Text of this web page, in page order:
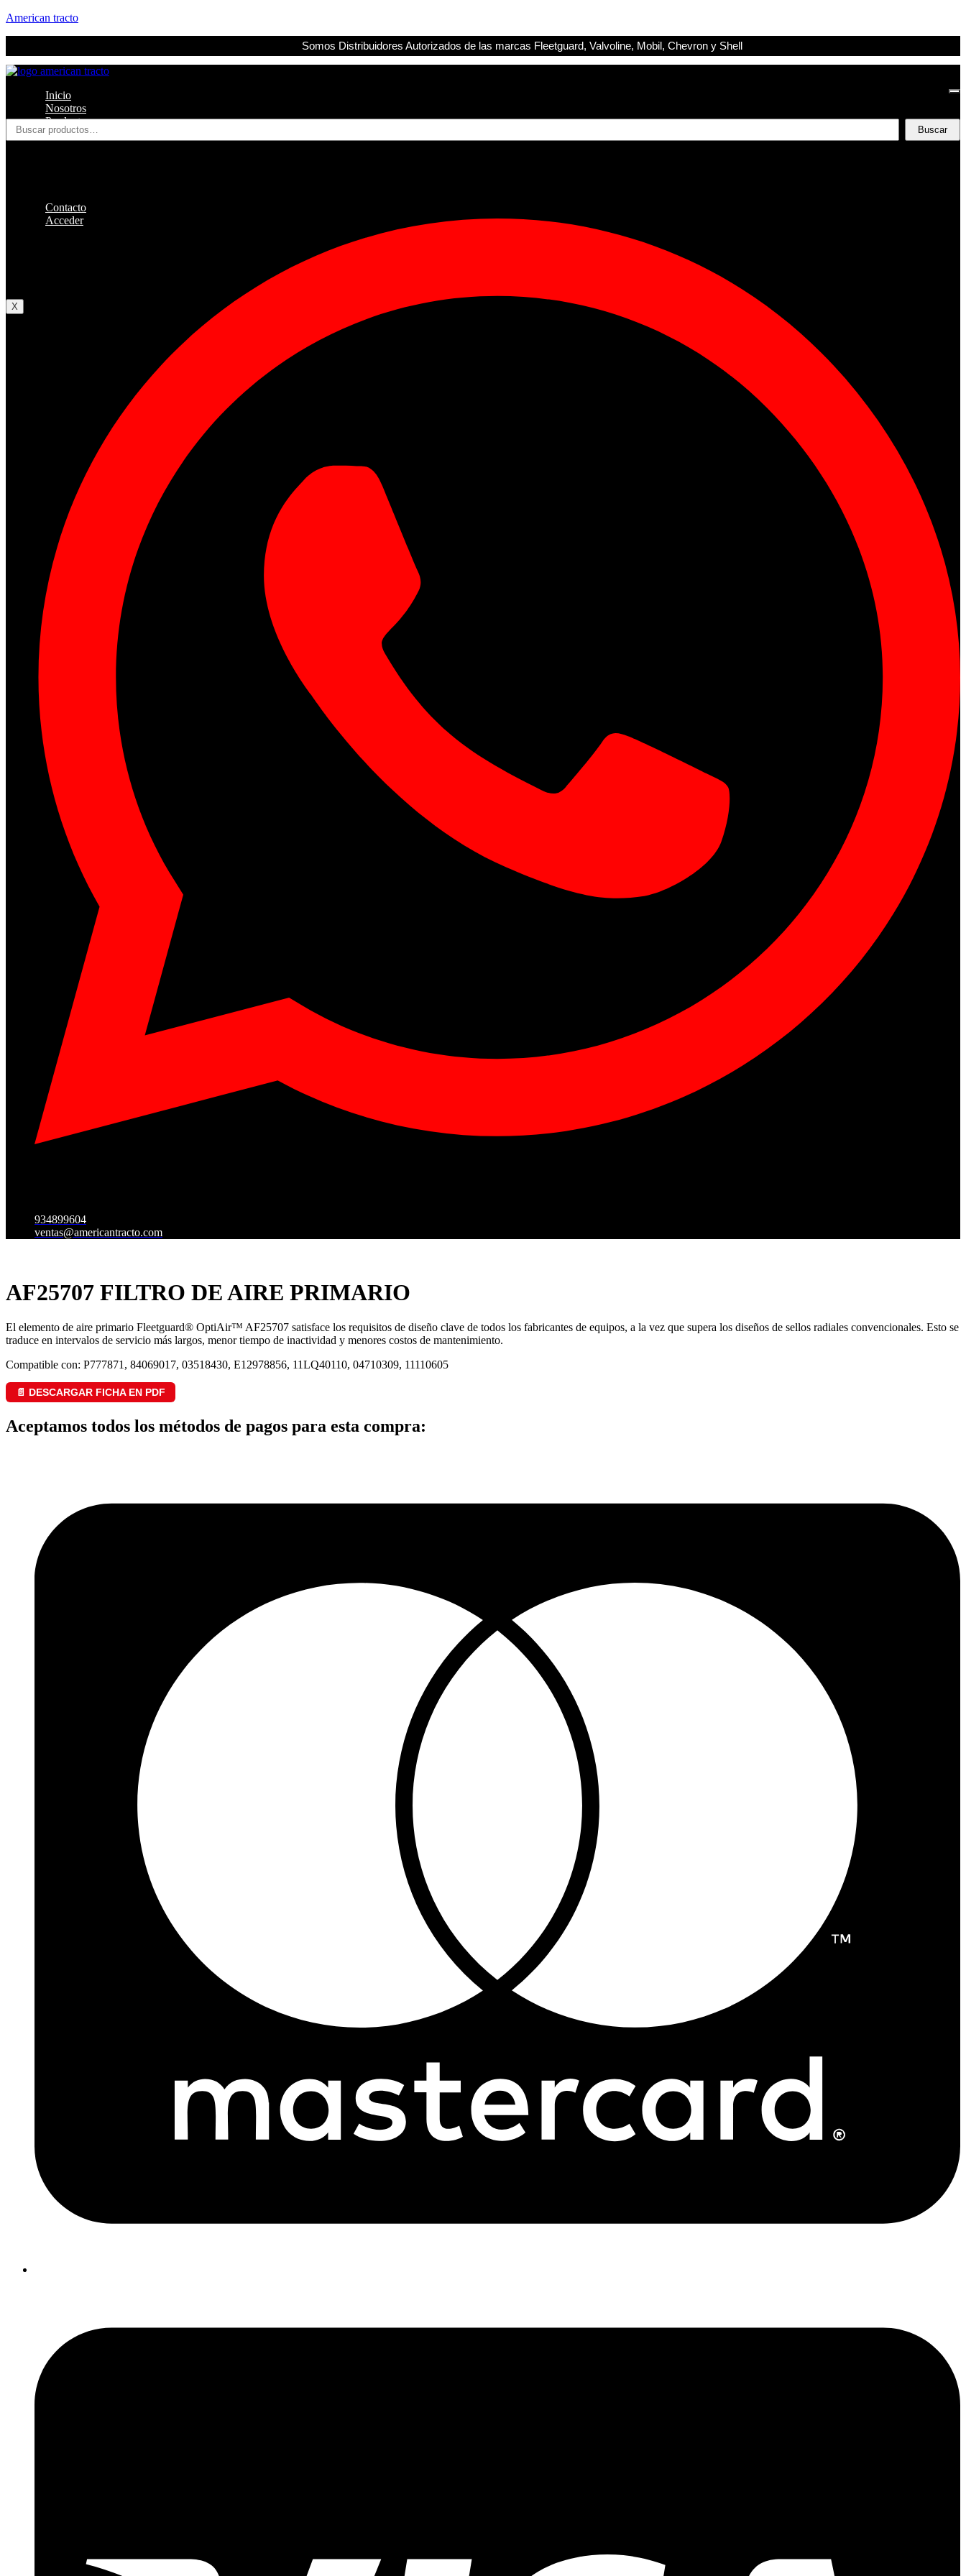
American tracto
Somos Distribuidores Autorizados de las marcas Fleetguard, Valvoline, Mobil, Chevron y Shell
Inicio
Nosotros
Productos
Filtros
Contacto
Acceder
X
Buscar
Buscar
934899604
ventas@americantracto.com
AF25707 FILTRO DE AIRE PRIMARIO
El elemento de aire primario Fleetguard® OptiAir™ AF25707 satisface los requisitos de diseño clave de todos los fabricantes de equipos, a la vez que supera los diseños de sellos radiales convencionales. Esto se
traduce en intervalos de servicio más largos, menor tiempo de inactividad y menores costos de mantenimiento.
Compatible con: P777871, 84069017, 03518430, E12978856, 11LQ40110, 04710309, 11110605
📄 DESCARGAR FICHA EN PDF
Aceptamos todos los métodos de pagos para esta compra: